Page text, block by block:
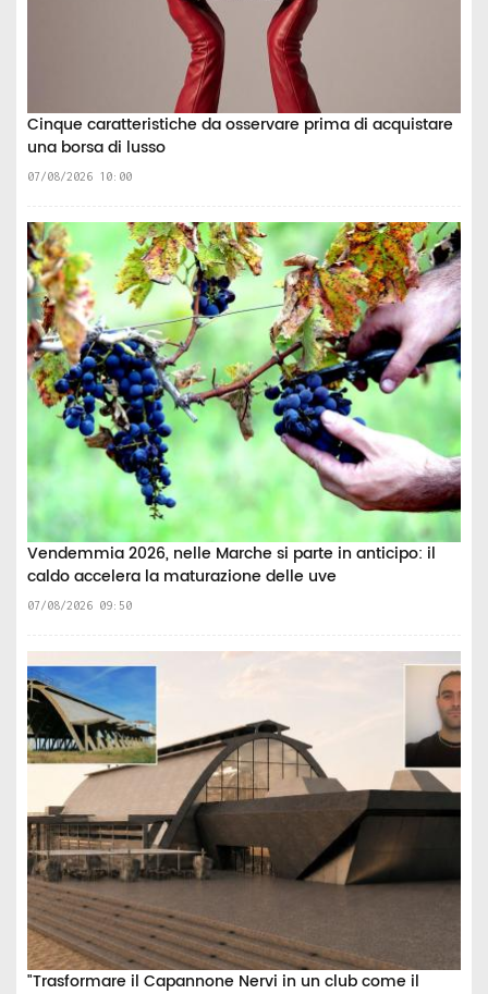
Cinque caratteristiche da osservare prima di acquistare
una borsa di lusso
07/08/2026 10:00
Vendemmia 2026, nelle Marche si parte in anticipo: il
caldo accelera la maturazione delle uve
07/08/2026 09:50
"Trasformare il Capannone Nervi in un club come il